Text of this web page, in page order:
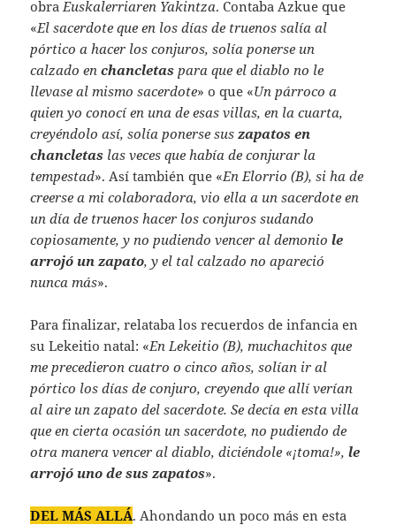
obra Euskalerriaren Yakintza. Contaba Azkue que
«El sacerdote que en los días de truenos salía al
pórtico a hacer los conjuros, solía ponerse un
calzado enchancletas para que el diablo no le
llevase al mismo sacerdote» o que «Un párroco a
quien yo conocí en una de esas villas, en la cuarta,
creyéndolo así, solía ponerse suszapatos en
chancletas las veces que había de conjurar la
tempestad». Así también que «En Elorrio (B), si ha de
creerse a mi colaboradora, vio ella a un sacerdote en
un día de truenos hacer los conjuros sudando
copiosamente, y no pudiendo vencer al demoniole
arrojó un zapato, y el tal calzado no apareció
nunca más».
Para finalizar, relataba los recuerdos de infancia en
su Lekeitio natal: «En Lekeitio (B), muchachitos que
me precedieron cuatro o cinco años, solían ir al
pórtico los días de conjuro, creyendo que allí verían
al aire un zapato del sacerdote. Se decía en esta villa
que en cierta ocasión un sacerdote, no pudiendo de
otra manera vencer al diablo, diciéndole «¡toma!»,le
arrojó uno de sus zapatos».
DEL MÁS ALLÁ. Ahondando un poco más en esta